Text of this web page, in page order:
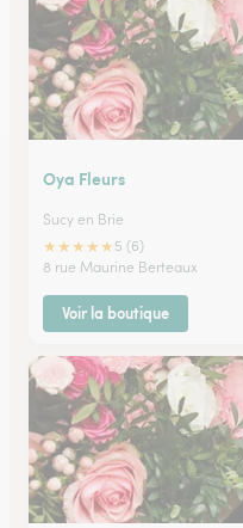
Oya Fleurs
Sucy en Brie
★★★★★ 5 (6)
8 rue Maurine Berteaux
Voir la boutique